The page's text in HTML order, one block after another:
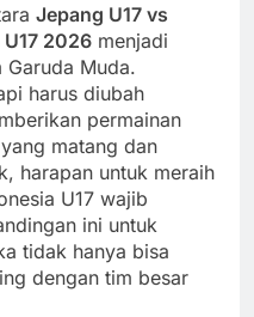
Jepang U17 vs
U17 2026 menjadi
Muda.
harus diubah
permainan
matang dan
harapan untuk meraih
U17 wajib
ini untuk
tidak hanya bisa
dengan tim besar